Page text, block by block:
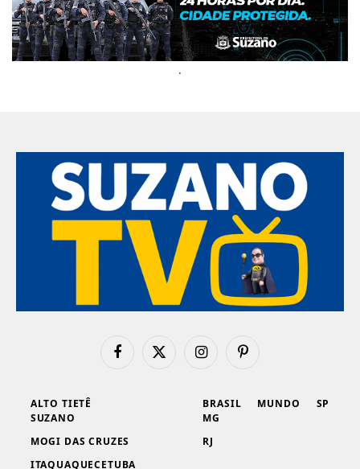
.
FacebookX
InstagramPinterest
ALTO TIETÊ
SUZANO
MOGI DAS CRUZES
ITAQUAQUECETUBA
BRASIL
MG
RJ
MUNDO SP